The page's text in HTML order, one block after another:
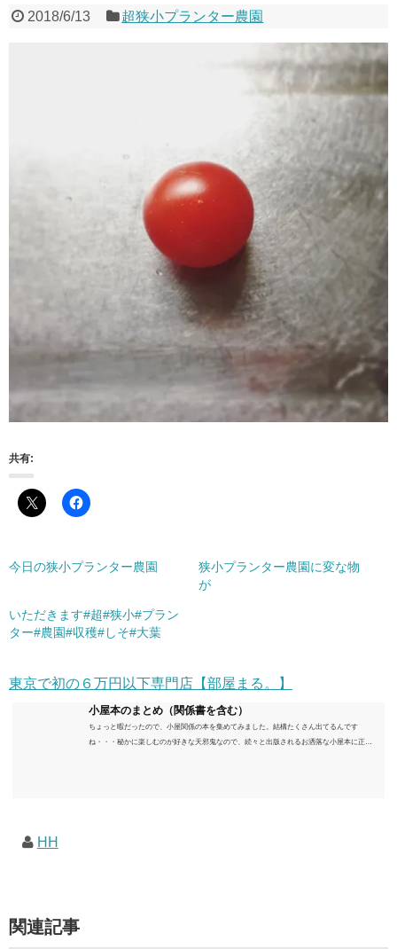
2018/6/13 超狭小プランター農園
共有:
今日の狭小プランター農園
狭小プランター農園に変な物
が
いただきます#超#狭小#プラン
ター#農園#収穫#しそ#大葉
東京で初の６万円以下専門店【部屋まる。】
小屋本のまとめ（関係書を含む）
ちょっと暇だったので、小屋関係の本を集めてみました。結構たくさん出てるんです
ね・・・秘かに楽しむのが好きな天邪鬼なので、続々と出版されるお洒落な小屋本に正直
HH
関連記事